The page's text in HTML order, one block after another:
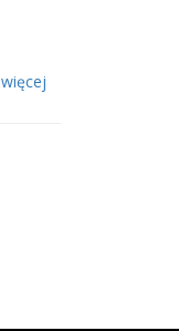
więcej